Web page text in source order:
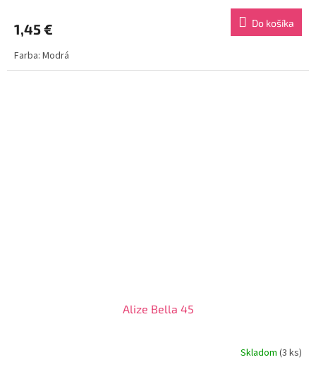
1,45 € Do košíka
Farba: Modrá
Alize Bella 45
Skladom (3 ks)